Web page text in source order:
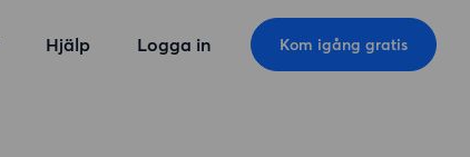
Hjälp Logga in Kom igång gratis